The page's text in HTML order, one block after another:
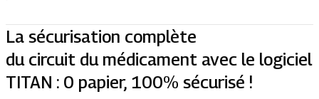
La sécurisation complète
du circuit du médicament avec le logiciel
TITAN : 0 papier, 100% sécurisé !